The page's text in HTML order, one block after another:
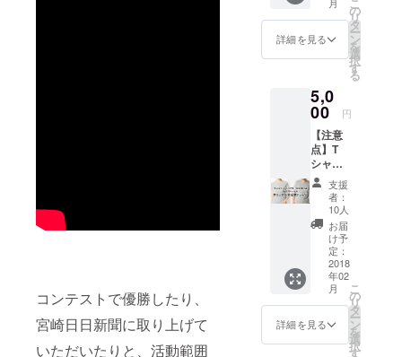
コンテストで優勝したり、
宮崎日日新聞に取り上げて
いただいたりと、活動範囲
スバトル等
のイベント
にも挑戦
結果を残し
ている。
・宮崎県
HANTER 優
勝
・福岡県
DANCE@LIV
・山口県
SUPERMAN
優勝
カード
にした
ためま
す。特
製ス
カー：
SHOWT
Aがデザ
インし
た特製
ステッ
カーで
す。
詳細を見る
の
リ
タ
ー
ン
を
選
択
す
る
5,0
00 円
【注意
点】T
シャツ
はサイ
ズ
（S,M,L
,XL）4
種類、
カラー
（黒 or
白）2種
類を用
意して
いま
す。支
援時の
支援
者：
10人
お届
け予
定：
2018
年02
月
詳細を見る
こ
の
リ
タ
ー
ン
を
選
択
す